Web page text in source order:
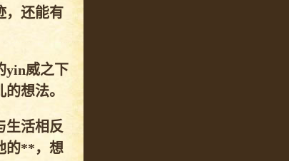
，还能有
yin威之下
想法。
生活相反
的**，想